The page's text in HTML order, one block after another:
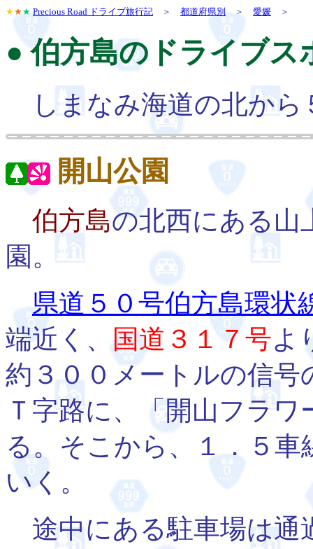
★★★ Precious Road ドライブ旅行記 ＞ 都道府県別＞ 愛媛 ＞
● 伯方島のドライブス
しまなみ海道の北から
開山公園
伯方島の北西にある山
園。
県道５０号伯方島環状
端近く、国道３１７号よ
約３００メートルの信号
Ｔ字路に、「開山フラ
る。そこから、１．５
いく。
途中にある駐車場は通